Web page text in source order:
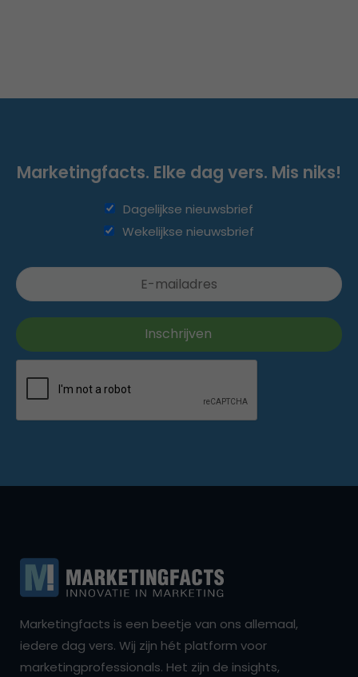
Marketingfacts. Elke dag vers. Mis niks!
Dagelijkse nieuwsbrief
Wekelijkse nieuwsbrief
Marketingfacts is een beetje van ons allemaal,
iedere dag vers. Wij zijn hét platform voor
marketingprofessionals. Het zijn de insights,